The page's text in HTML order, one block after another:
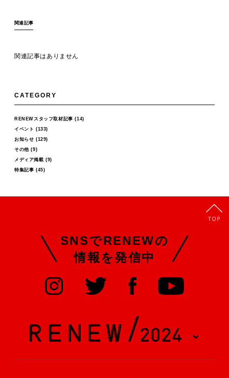
関連記事
関連記事はありません
CATEGORY
RENEWスタッフ取材記事 (14)
イベント (133)
お知らせ (129)
その他(9)
メディア掲載 (9)
特集記事 (45)
SNSでRENEWの
情報を発信中